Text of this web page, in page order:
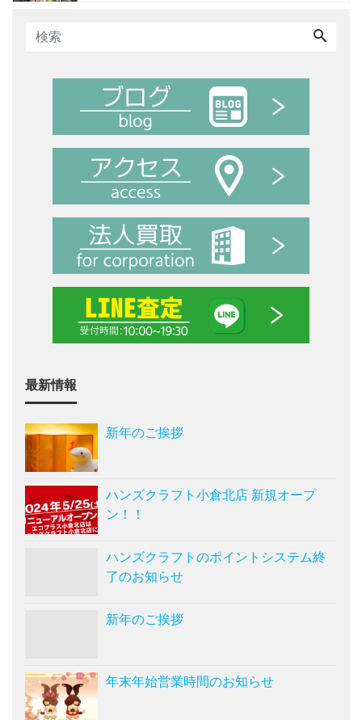
最新情報
新年のご挨拶
ハンズクラフト小倉北店 新規オープ
ン！！
ハンズクラフトのポイントシステム終
了のお知らせ
新年のご挨拶
年末年始営業時間のお知らせ